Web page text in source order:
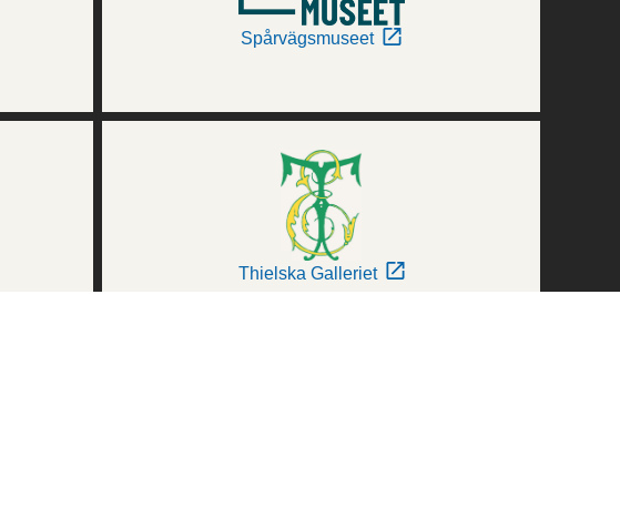
Spårvägsmuseet
Thielska Galleriet